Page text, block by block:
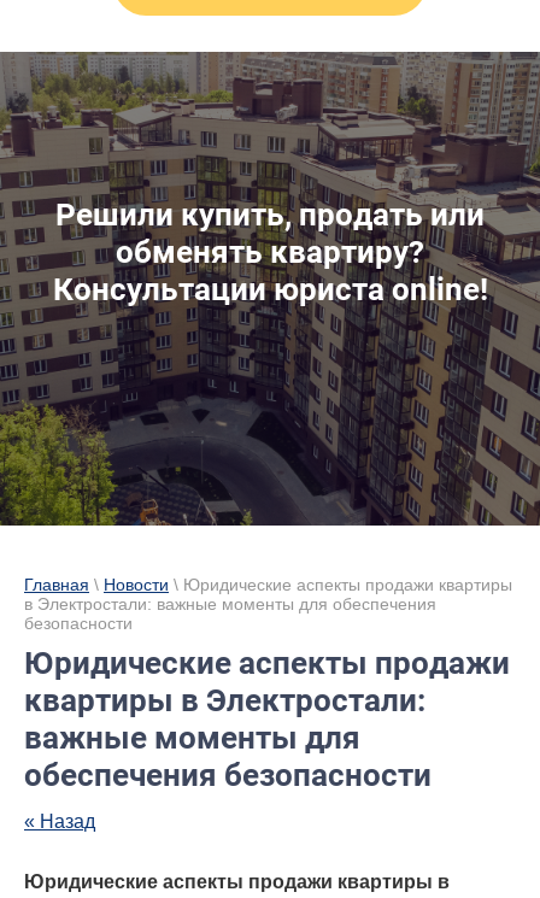
Решили купить, продать или
обменять квартиру?
Консультации юриста online!
Главная \ Новости \ Юридические аспекты продажи квартиры
в Электростали: важные моменты для обеспечения
безопасности
Юридические аспекты продажи
квартиры в Электростали:
важные моменты для
обеспечения безопасности
« Назад
Юридические аспекты продажи квартиры в